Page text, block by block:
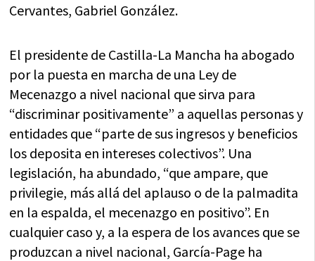
Cervantes, Gabriel González.
El presidente de Castilla-La Mancha ha abogado
por la puesta en marcha de una Ley de
Mecenazgo a nivel nacional que sirva para
“discriminar positivamente” a aquellas personas y
entidades que “parte de sus ingresos y beneficios
los deposita en intereses colectivos”. Una
legislación, ha abundado, “que ampare, que
privilegie, más allá del aplauso o de la palmadita
en la espalda, el mecenazgo en positivo”. En
cualquier caso y, a la espera de los avances que se
produzcan a nivel nacional, García-Page ha